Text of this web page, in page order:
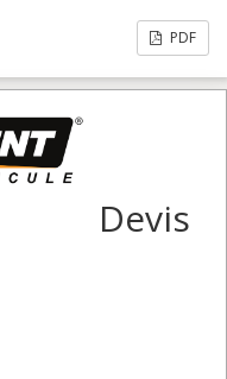
PDF
Devis